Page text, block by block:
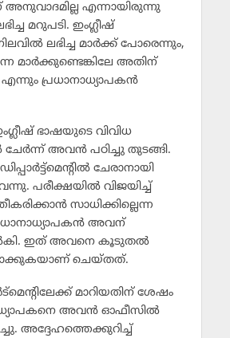
എന്നായിരുന്നു
മറുപടി. ഇംഗ്ലീഷ്
ലഭിച്ച മാര്‍ക്ക് പോരെന്നും,
മാര്‍ക്കുണ്ടെങ്കിലേ അതിന്
പ്രധാനാധ്യാപകന്‍
ഭാഷയുടെ വിവിധ
അവന്‍ പഠിച്ചു തുടങ്ങി.
ചേരാനായി
പരീക്ഷയില്‍ വിജയിച്ച്
സാധിക്കില്ലെന്ന
അവന്
ഇത് അവനെ കൂടുതല്‍
ചെയ്തത്.
മാറിയതിന് ശേഷം
അവന്‍ ഓഫീസില്‍
അദ്ദേഹത്തെക്കുറിച്ച്